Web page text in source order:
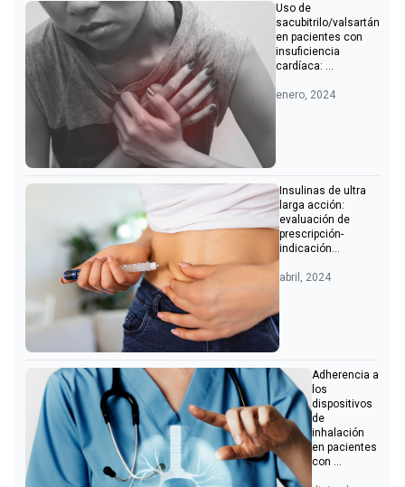
Uso de
sacubitrilo/valsartán
en pacientes con
insuficiencia
cardíaca: ...
enero, 2024
Insulinas de ultra
larga acción:
evaluación de
prescripción-
indicación...
abril, 2024
Adherencia a
los
dispositivos
de
inhalación
en pacientes
con ...